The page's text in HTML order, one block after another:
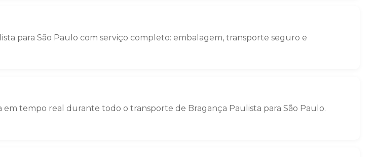
para São Paulo com serviço completo: embalagem, transporte seguro e
tempo real durante todo o transporte de Bragança Paulista para São Paulo.